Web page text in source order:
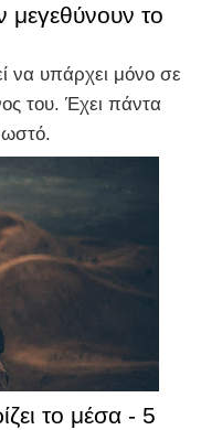
το
να υπάρχει μόνο σε
του. Έχει πάντα
το μέσα - 5